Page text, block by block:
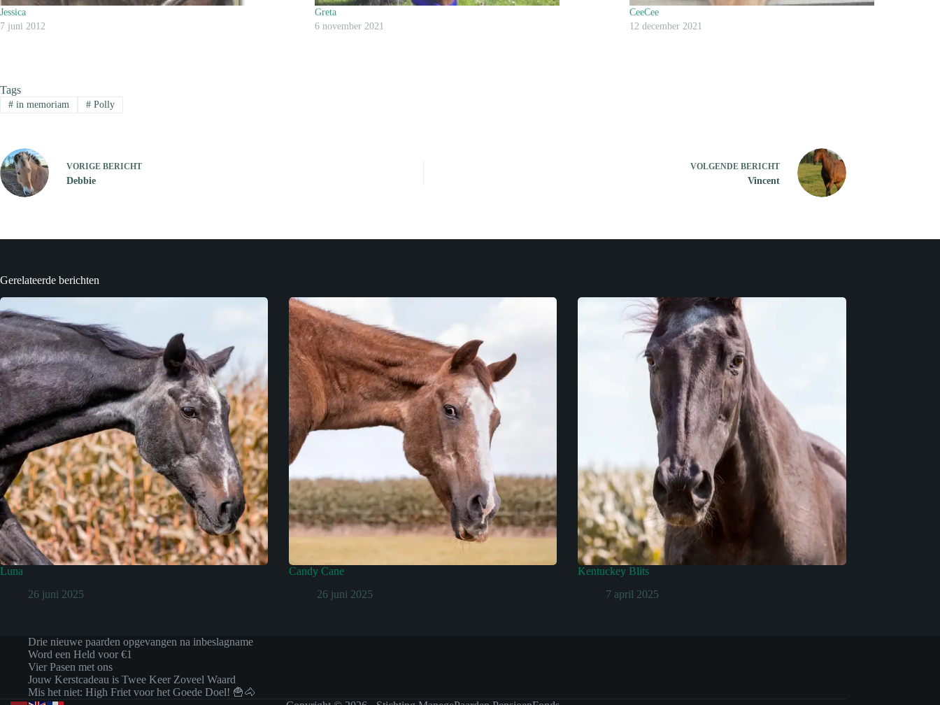
Jessica
7 juni 2012
Greta
6 november 2021
CeeCee
12 december 2021
Tags
#in memoriam #Polly
VORIGE BERICHT
Debbie
VOLGENDE BERICHT
Vincent
Gerelateerde berichten
Luna
26 juni 2025
Candy Cane
26 juni 2025
Kentuckey Blits
7 april 2025
Drie nieuwe paarden opgevangen na inbeslagname
Word een Held voor €1
Vier Pasen met ons
Jouw Kerstcadeau is Twee Keer Zoveel Waard
Mis het niet: High Friet voor het Goede Doel! 🍟🐴